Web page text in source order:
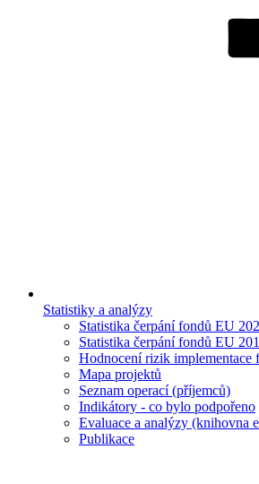
Statistiky a analýzy
Statistika čerpání fondů EU
Statistika čerpání fondů EU
Hodnocení rizik implementace
Mapa projektů
Seznam operací (příjemců)
Indikátory - co bylo podpořeno
Evaluace a analýzy (knihovna
Publikace